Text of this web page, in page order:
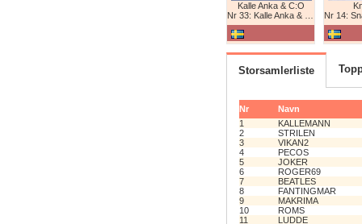
Kalle Anka & C:O
Nr 33: Kalle Anka & C:O
Nr 14:
Storsamlerliste
Nr
Navn
1
KALLEMANN
2
STRILEN
3
VIKAN2
4
PECOS
5
JOKER
6
ROGER69
7
BEATLES
8
FANTINGMAR
9
MAKRIMA
10
ROMS
11
LUDDE